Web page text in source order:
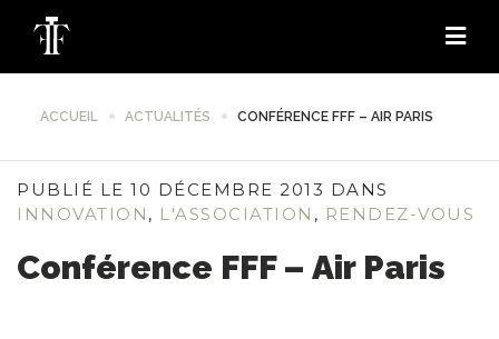
ACCUEIL ACTUALITÉS CONFÉRENCE FFF – AIR PARIS
PUBLIÉ LE 10 DÉCEMBRE 2013 DANS
INNOVATION , L'ASSOCIATION , RENDEZ-VOUS
Conférence FFF – Air Paris